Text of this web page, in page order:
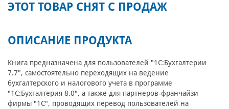
ЭТОТ ТОВАР СНЯТ С ПРОДАЖ
ОПИСАНИЕ ПРОДУКТА
Книга предназначена для пользователей "1С:Бухгалтерии
7.7", самостоятельно переходящих на ведение
бухгалтерского и налогового учета в программе
"1С:Бухгалтерия 8.0", а также для партнеров-франчайзи
фирмы "1С", проводящих перевод пользователей на